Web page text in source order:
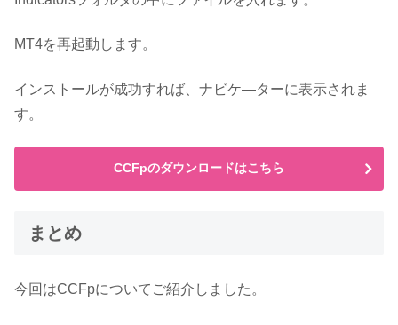
MT4を再起動します。
インストールが成功すれば、ナビケ―ターに表示されま
す。
CCFpのダウンロードはこちら
まとめ
今回はCCFpについてご紹介しました。